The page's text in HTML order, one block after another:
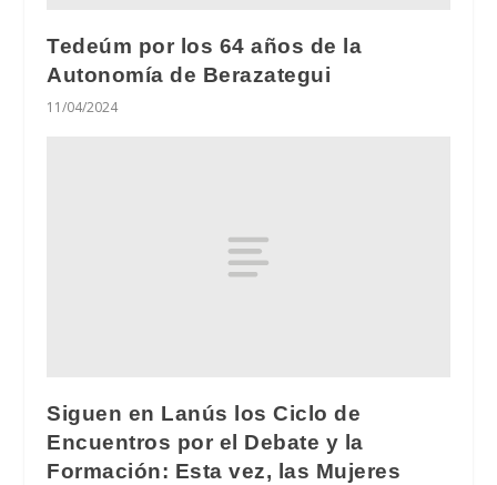
Tedeúm por los 64 años de la
Autonomía de Berazategui
11/04/2024
Siguen en Lanús los Ciclo de
Encuentros por el Debate y la
Formación: Esta vez, las Mujeres